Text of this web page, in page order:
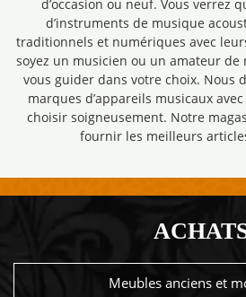
d’occasion ou neuf. Vous verrez
d’instruments de musique
traditionnels et numériques avec
soyez un musicien ou un amateur de
vous guider dans votre choix. Nous
marques d’appareils musicaux
choisir soigneusement. Notre
fournir les meilleurs
Meubles anciens et